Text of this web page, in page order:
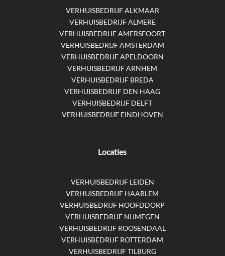
VERHUISBEDRIJF ALKMAAR
VERHUISBEDRIJF ALMERE
VERHUISBEDRIJF AMERSFOORT
VERHUISBEDRIJF AMSTERDAM
VERHUISBEDRIJF APELDOORN
VERHUISBEDRIJF ARNHEM
VERHUISBEDRIJF BREDA
VERHUISBEDRIJF DEN HAAG
VERHUISBEDRIJF DELFT
VERHUISBEDRIJF EINDHOVEN
Locaties
VERHUISBEDRIJF LEIDEN
VERHUISBEDRIJF HAARLEM
VERHUISBEDRIJF HOOFDDORP
VERHUISBEDRIJF NIJMEGEN
VERHUISBEDRIJF ROOSENDAAL
VERHUISBEDRIJF ROTTERDAM
VERHUISBEDRIJF TILBURG